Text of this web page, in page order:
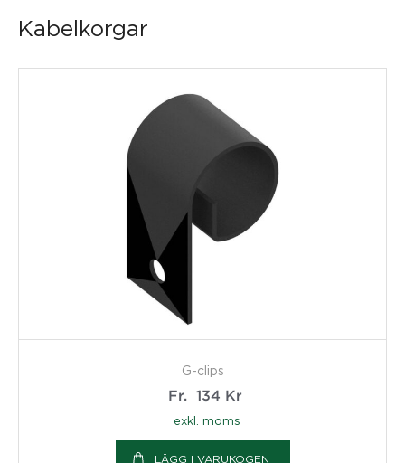
Kabelkorgar
G-clips
Fr.
134 Kr
exkl. moms
LÄGG I VARUKOGEN